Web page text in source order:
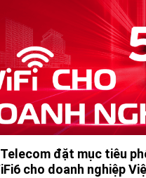
đặt mục tiêu
cho doanh nghiệp